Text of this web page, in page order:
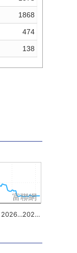
2026…202…
富聯網